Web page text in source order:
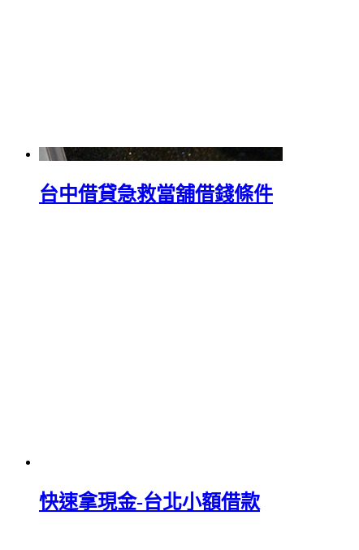
台中借貸急救當舖借錢條件
快速拿現金-台北小額借款